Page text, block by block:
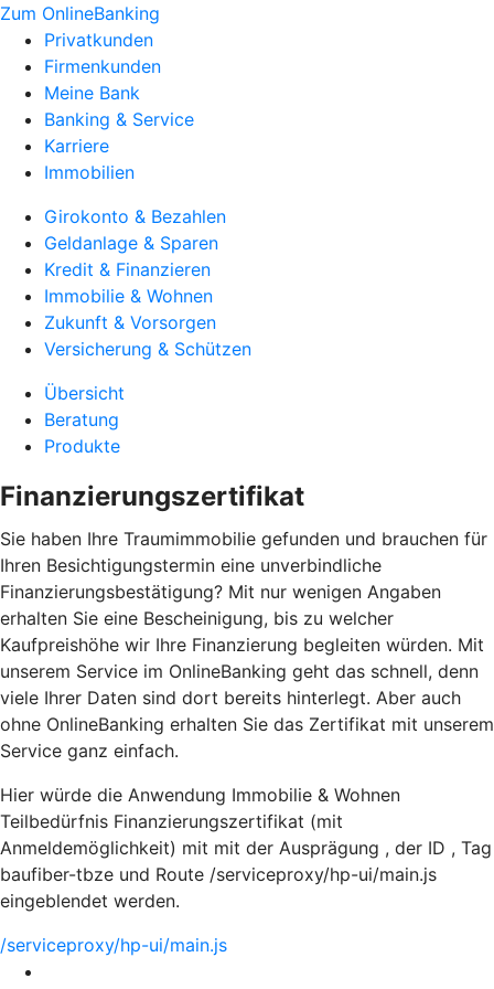
Zum OnlineBanking
Privatkunden
Firmenkunden
Meine Bank
Banking & Service
Karriere
Immobilien
Girokonto & Bezahlen
Geldanlage & Sparen
Kredit & Finanzieren
Immobilie & Wohnen
Zukunft & Vorsorgen
Versicherung & Schützen
Übersicht
Beratung
Produkte
Finanzierungszertifikat
Sie haben Ihre Traumimmobilie gefunden und brauchen für
Ihren Besichtigungstermin eine unverbindliche
Finanzierungsbestätigung? Mit nur wenigen Angaben
erhalten Sie eine Bescheinigung, bis zu welcher
Kaufpreishöhe wir Ihre Finanzierung begleiten würden. Mit
unserem Service im OnlineBanking geht das schnell, denn
viele Ihrer Daten sind dort bereits hinterlegt. Aber auch
ohne OnlineBanking erhalten Sie das Zertifikat mit unserem
Service ganz einfach.
Hier würde die Anwendung Immobilie & Wohnen
Teilbedürfnis Finanzierungszertifikat (mit
Anmeldemöglichkeit) mit mit der Ausprägung , der ID , Tag
baufiber-tbze und Route /serviceproxy/hp-ui/main.js
eingeblendet werden.
/serviceproxy/hp-ui/main.js